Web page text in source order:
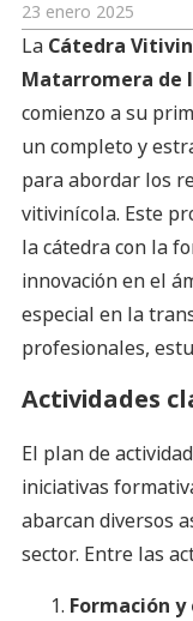
23 enero 2025
La Cátedra
Matarromera de
comienzo a su
un completo y
para abordar los
vitivinícola. Este
la cátedra con la
innovación en el
especial en la
profesionales,
Actividades
El plan de
iniciativas
abarcan diversos
sector. Entre las
Formación